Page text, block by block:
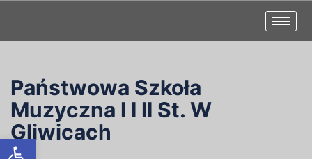
Otwórz pasek narzędzi
Państwowa Szkoła
Muzyczna I I II St. W
Gliwicach